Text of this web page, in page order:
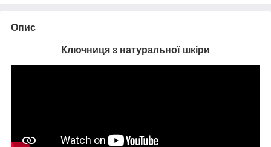
Опис
Ключниця з натуральної шкіри